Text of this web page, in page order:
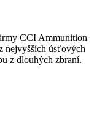
CCI Ammunition
nejvyšších úsťových
z dlouhých zbraní.